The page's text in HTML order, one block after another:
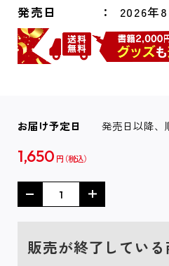
発売日
2026年
お届け予定日 発売日以降、
1,650 円
販売が終了してい